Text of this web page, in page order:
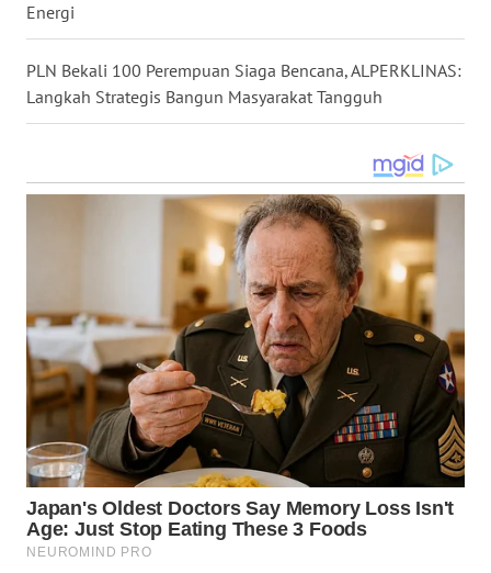
Energi
PLN Bekali 100 Perempuan Siaga Bencana, ALPERKLINAS:
Langkah Strategis Bangun Masyarakat Tangguh
WN
WN
WN
TOBA
WN
NIAS
WN
LANGKAT
WN
TAPANULI